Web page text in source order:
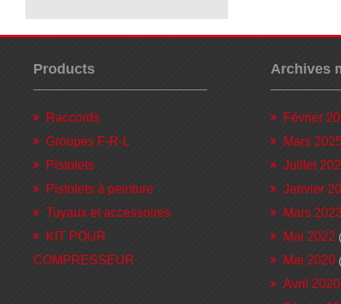
Products
Raccords
Groupes F-R-L
Pistolets
Pistolets à peinture
Tuyaux et accessoires
KIT POUR
COMPRESSEUR
Archives
Février
Mars
Juillet
Janvier
Mars
Mai 2022
Mai 2020
Avril 2020